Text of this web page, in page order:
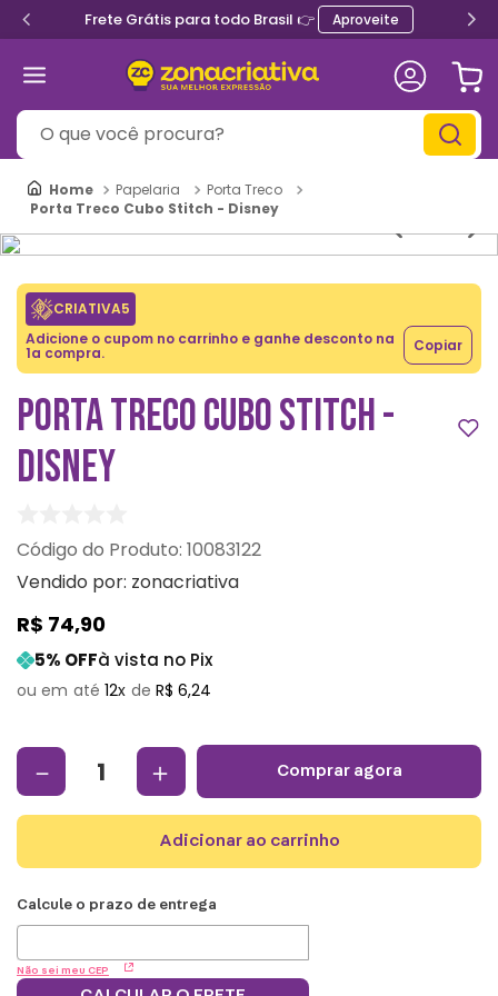
Frete Grátis para todo Brasil 👉 Aproveite
O que você procura?
Papelaria
Porta Treco
Porta Treco Cubo Stitch - Disney
CRIATIVA5
Adicione o cupom no carrinho e ganhe desconto na
1a compra. Copiar
PORTA TRECO CUBO STITCH -
DISNEY
: 10083122
Vendido por: zonacriativa
R$ 74,90
5% OFFà vista no Pix
12 R$ 6,24
＋
－ comprar agora
adicionar ao carrinho
Não sei meu CEP